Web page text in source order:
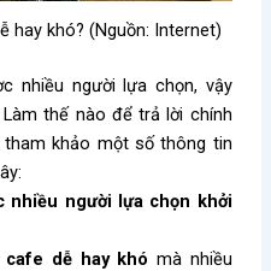
hay khó? (Nguồn: Internet)
nhiều người lựa chọn, vậy
Làm thế nào để trả lời chính
khảo một số thông tin
nhiều người lựa chọn khởi
cafe dễ hay khó mà nhiều